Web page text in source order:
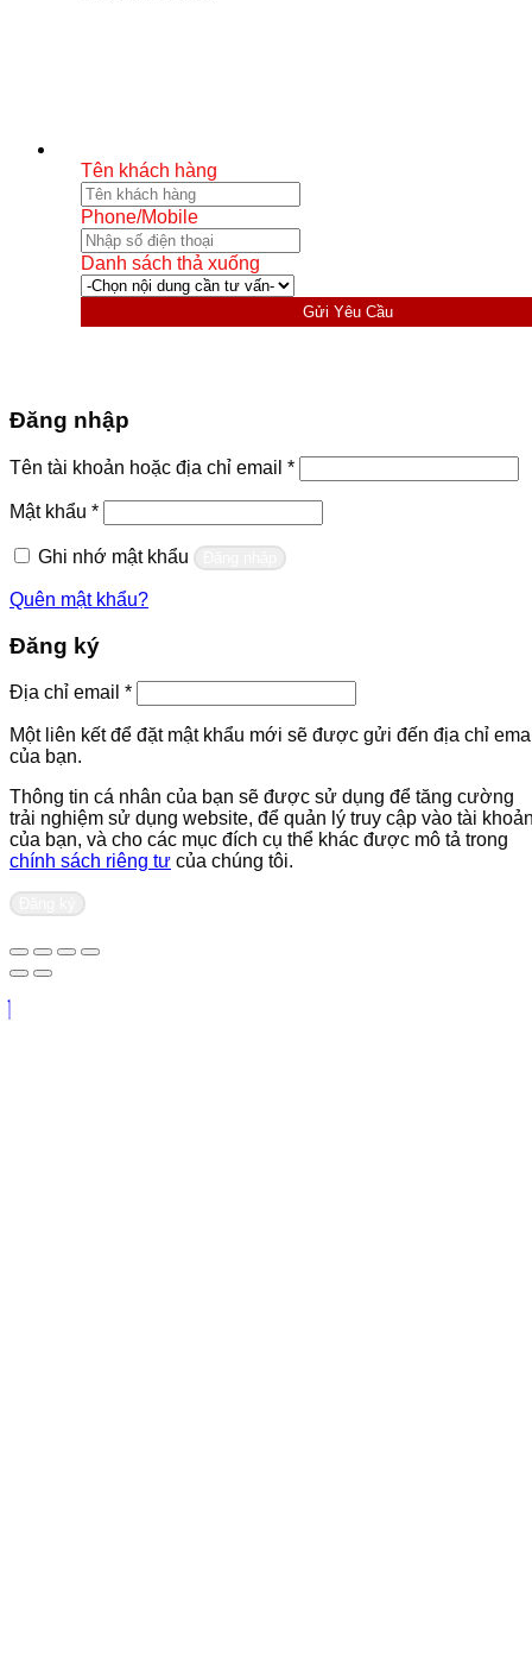
Tên khách hàng
Phone/Mobile
Danh sách thả xuống
Gửi Yêu Cầu
Đăng nhập
Tên tài khoản hoặc địa chỉ email *Bắt
buộc
Mật khẩu *Bắt
buộc
Ghi nhớ mật khẩu
Quên mật khẩu?
Đăng ký
Địa chỉ email *Bắt
buộc
Một liên kết để đặt mật khẩu mới sẽ được gửi đến địa chỉ
của bạn.
Thông tin cá nhân của bạn sẽ được sử dụng để tăng cường
trải nghiệm sử dụng website, để quản lý truy cập vào tài
của bạn, và cho các mục đích cụ thể khác được mô tả trong
chính sách riêng tư của chúng tôi.